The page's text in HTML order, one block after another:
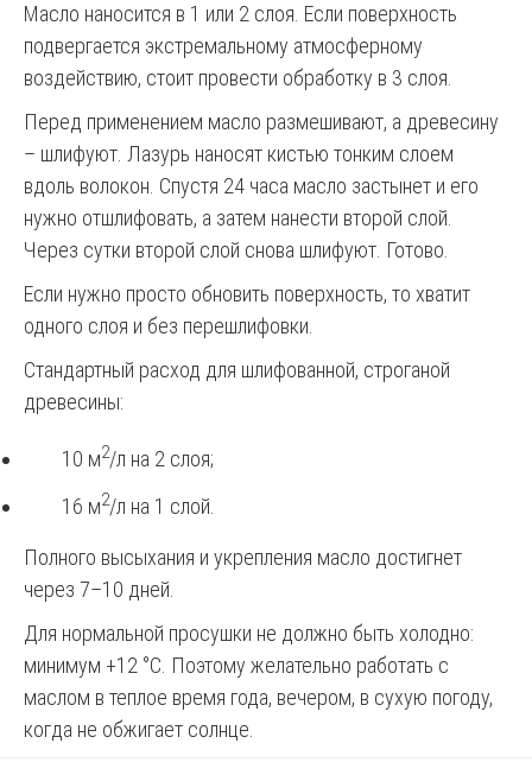
Масло наносится в 1 или 2 слоя. Если поверхность
подвергается экстремальному атмосферному
воздействию, стоит провести обработку в 3 слоя.
Перед применением масло размешивают, а древесину
– шлифуют. Лазурь наносят кистью тонким слоем
вдоль волокон. Спустя 24 часа масло застынет и его
нужно отшлифовать, а затем нанести второй слой.
Через сутки второй слой снова шлифуют. Готово.
Если нужно просто обновить поверхность, то хватит
одного слоя и без перешлифовки.
Стандартный расход для шлифованной, строганой
древесины:
10 м2/л на 2 слоя;
16 м2/л на 1 слой.
Полного высыхания и укрепления масло достигнет
через 7–10 дней.
Для нормальной просушки не должно быть холодно:
минимум +12 °C. Поэтому желательно работать с
маслом в теплое время года, вечером, в сухую погоду,
когда не обжигает солнце.